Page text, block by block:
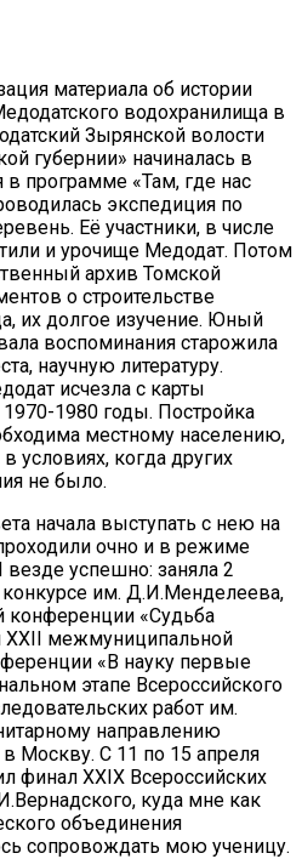
материала об истории
водохранилища в
Зырянской волости
губернии» начиналась в
в программе «Там, где нас
экспедиция по
Её участники, в числе
и урочище Медодат. Потом
архив Томской
о строительстве
их долгое изучение. Юный
воспоминания старожила
научную литературу.
исчезла с карты
1980 годы. Постройка
местному населению,
условиях, когда других
не было.
начала выступать с нею на
очно и в режиме
успешно: заняла 2
им. Д.И.Менделеева,
конференции «Судьба
XXII межмуниципальной
«В науку первые
этапе Всероссийского
работ им.
направлению
Москву. С 11 по 15 апреля
финал XXIX Всероссийских
куда мне как
объединения
сопровождать мою ученицу.